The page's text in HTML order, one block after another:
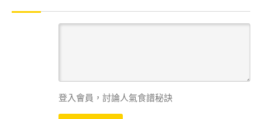
登入會員，討論人氣食譜秘訣